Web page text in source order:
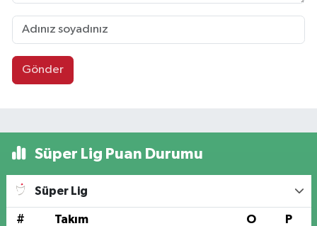
Gönder
Süper Lig Puan Durumu
Süper Lig
# Takım O P